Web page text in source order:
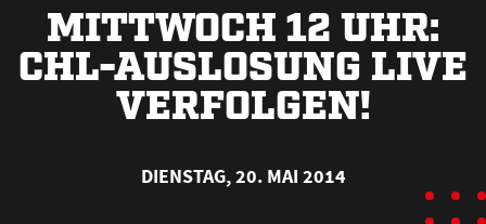
MITTWOCH 12 UHR:
CHL-AUSLOSUNG LIVE
VERFOLGEN!
DIENSTAG, 20. MAI 2014